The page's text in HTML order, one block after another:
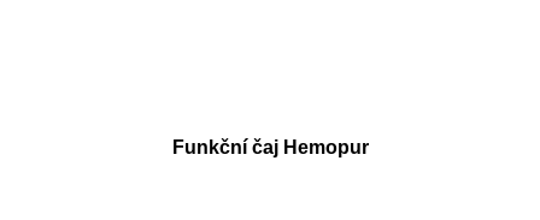
Funkční čaj Hemopur